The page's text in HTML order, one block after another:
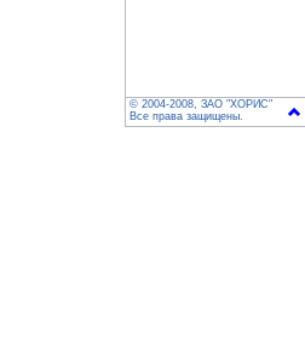
© 2004-2008, ЗАО "ХОРИС"
Все права защищены.